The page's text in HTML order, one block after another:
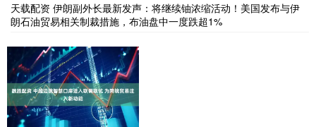
天载配资 伊朗副外长最新发声：将继续铀浓缩活动！美国发布与伊
朗石油贸易相关制裁措施，布油盘中一度跌超1%